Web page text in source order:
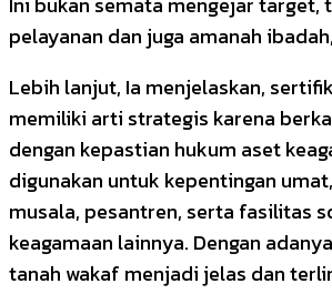
pelayanan dan juga amanah
Lebih lanjut, Ia menjelaskan,
memiliki arti strategis karena
dengan kepastian hukum aset
digunakan untuk kepentingan
musala, pesantren, serta fasilitas
keagamaan lainnya. Dengan
tanah wakaf menjadi jelas dan